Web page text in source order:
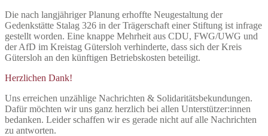
Die nach langjähriger Planung erhoffte Neugestaltung der
Gedenkstätte Stalag 326 in der Trägerschaft einer Stiftung ist infrage
gestellt worden. Eine knappe Mehrheit aus CDU, FWG/UWG und
der AfD im Kreistag Gütersloh verhinderte, dass sich der Kreis
Gütersloh an den künftigen Betriebskosten beteiligt.
Herzlichen Dank!
Uns erreichen unzählige Nachrichten & Solidaritätsbekundungen.
Dafür möchten wir uns ganz herzlich bei allen Unterstützer:innen
bedanken. Leider schaffen wir es gerade nicht auf alle Nachrichten
zu antworten.